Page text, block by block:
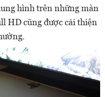
hình trên những màn
HD cũng được cải thiện